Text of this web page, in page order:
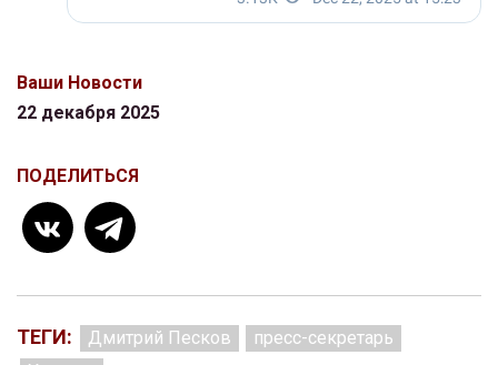
Ваши Новости
22 декабря 2025
ПОДЕЛИТЬСЯ
ТЕГИ: Дмитрий Песков
пресс-секретарь